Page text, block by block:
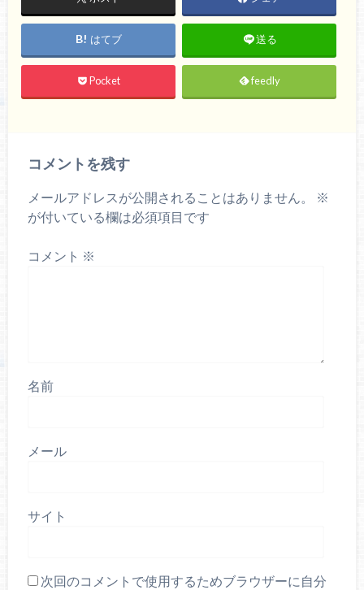
はてブ 送る
Pocket feedly
コメントを残す
メールアドレスが公開されることはありません。
※
が付いている欄は必須項目です
コメント ※
名前
メール
サイト
次回のコメントで使用するためブラウザーに自分